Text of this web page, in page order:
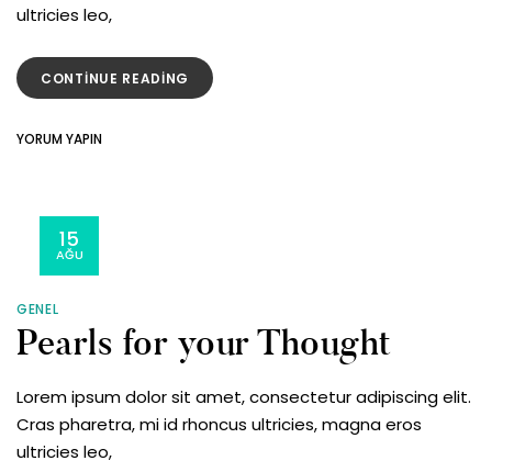
ultricies leo,
CONTINUE READING “SWARAWSKI
STONES
YORUM YAPINON
GENEL
Pearls for your Thought
15
AĞU
Lorem ipsum dolor sit amet, consectetur adipiscing elit.
Cras pharetra, mi id rhoncus ultricies, magna eros
ultricies leo,